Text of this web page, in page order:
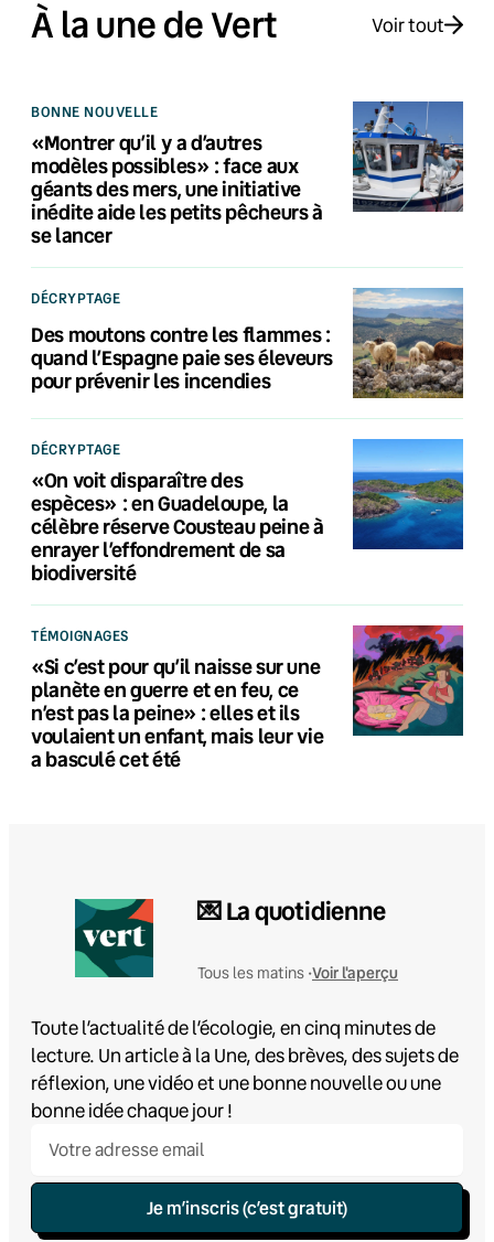
À la une de Vert Voir tout
BONNE NOUVELLE
«Montrer qu’il y a d’autres
modèles possibles» : face aux
géants des mers, une initiative
inédite aide les petits pêcheurs à
se lancer
DÉCRYPTAGE
Des moutons contre les flammes :
quand l’Espagne paie ses éleveurs
pour prévenir les incendies
DÉCRYPTAGE
«On voit disparaître des
espèces» : en Guadeloupe, la
célèbre réserve Cousteau peine à
enrayer l’effondrement de sa
biodiversité
TÉMOIGNAGES
«Si c’est pour qu’il naisse sur une
planète en guerre et en feu, ce
n’est pas la peine» : elles et ils
voulaient un enfant, mais leur vie
a basculé cet été
💌 La quotidienne
Tous les matins •Voir l'aperçu
Toute l’actualité de l’écologie, en cinq minutes de
lecture. Un article à la Une, des brèves, des sujets de
réflexion, une vidéo et une bonne nouvelle ou une
bonne idée chaque jour !
Je m’inscris (c’est gratuit)